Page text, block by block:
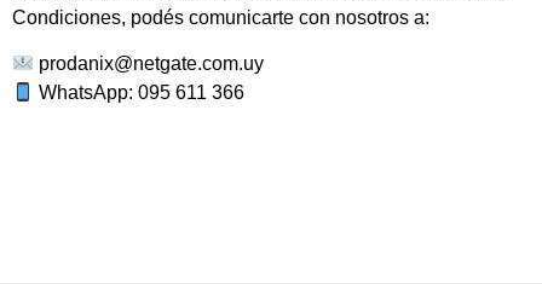
Condiciones, podés comunicarte con nosotros a:
prodanix@netgate.com.uy
WhatsApp: 095 611 366